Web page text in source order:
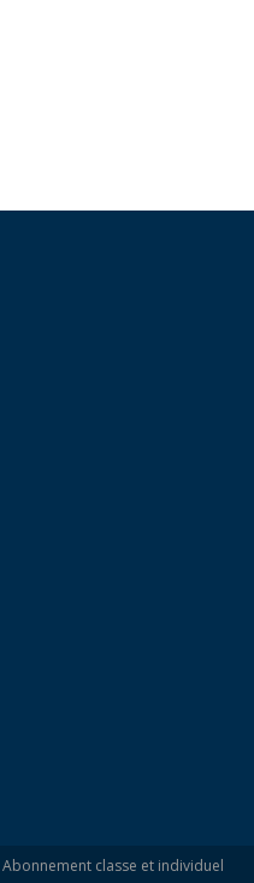
Abonnement classe et individuel